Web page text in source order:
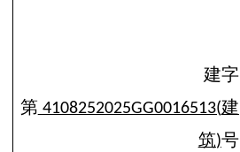
建字
第 4108252025GG0016513(建
筑)号